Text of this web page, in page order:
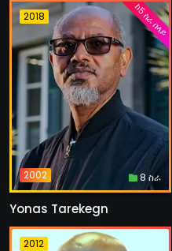
2018
2002 8 ስራ
ከ5 ስራ በላይ
Yonas Tarekegn
2012